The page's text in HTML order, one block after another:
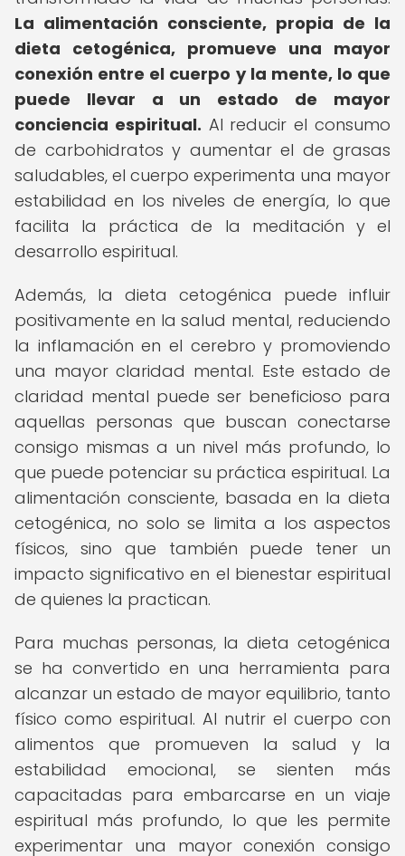
La alimentación consciente, propia de la
dieta cetogénica, promueve una mayor
conexión entre el cuerpo y la mente, lo que
puede llevar a un estado de mayor
conciencia espiritual. Al reducir el consumo
de carbohidratos y aumentar el de grasas
saludables, el cuerpo experimenta una mayor
estabilidad en los niveles de energía, lo que
facilita la práctica de la meditación y el
desarrollo espiritual.
Además, la dieta cetogénica puede influir
positivamente en la salud mental, reduciendo
la inflamación en el cerebro y promoviendo
una mayor claridad mental. Este estado de
claridad mental puede ser beneficioso para
aquellas personas que buscan conectarse
consigo mismas a un nivel más profundo, lo
que puede potenciar su práctica espiritual. La
alimentación consciente, basada en la dieta
cetogénica, no solo se limita a los aspectos
físicos, sino que también puede tener un
impacto significativo en el bienestar espiritual
de quienes la practican.
Para muchas personas, la dieta cetogénica
se ha convertido en una herramienta para
alcanzar un estado de mayor equilibrio, tanto
físico como espiritual. Al nutrir el cuerpo con
alimentos que promueven la salud y la
estabilidad emocional, se sienten más
capacitadas para embarcarse en un viaje
espiritual más profundo, lo que les permite
experimentar una mayor conexión consigo